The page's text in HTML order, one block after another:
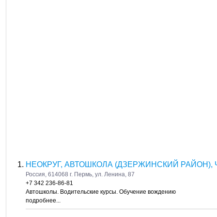
НЕОКРУГ, АВТОШКОЛА (ДЗЕРЖИНСКИЙ РАЙОН),
Россия, 614068 г. Пермь, ул. Ленина, 87
+7 342 236-86-81
Автошколы. Водительские курсы. Обучение вождению
подробнее...